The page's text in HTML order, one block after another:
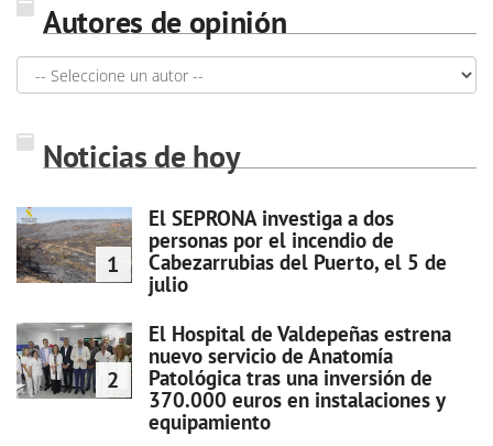
Autores de opinión
Noticias de hoy
1
El SEPRONA investiga a dos
personas por el incendio de
Cabezarrubias del Puerto, el 5 de
julio
2
El Hospital de Valdepeñas estrena
nuevo servicio de Anatomía
Patológica tras una inversión de
370.000 euros en instalaciones y
equipamiento